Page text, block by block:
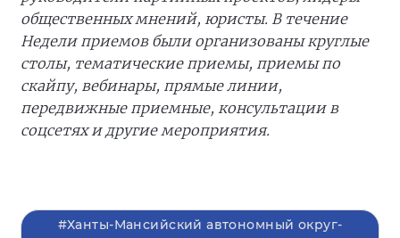
общественных мнений, юристы. В течение
Недели приемов были организованы круглые
столы, тематические приемы, приемы по
скайпу, вебинары, прямые линии,
передвижные приемные, консультации в
соцсетях и другие мероприятия.
#Ханты-Мансийский автономный округ-